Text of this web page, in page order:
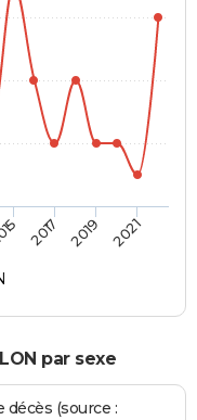
2017 2019 2021
par sexe
(source :